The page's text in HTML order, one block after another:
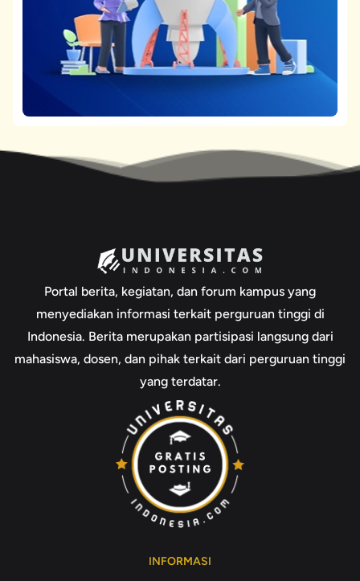
Portal berita, kegiatan, dan forum kampus yang
menyediakan informasi terkait perguruan tinggi di
Indonesia. Berita merupakan partisipasi langsung dari
mahasiswa, dosen, dan pihak terkait dari perguruan tinggi
yang terdatar.
INFORMASI